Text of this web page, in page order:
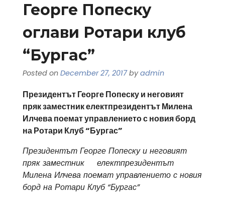
Георге Попеску
оглави Ротари клуб
“Бургас”
Posted on December 27, 2017byadmin
Президентът Георге Попеску и неговият
пряк заместник електпрезидентът Милена
Илчева поемат управлението с новия борд
на Ротари Клуб “Бургас”
Президентът Георге Попеску и неговият
пряк заместник електпрезидентът
Милена Илчева поемат управлението с новия
борд на Ротари Клуб “Бургас”